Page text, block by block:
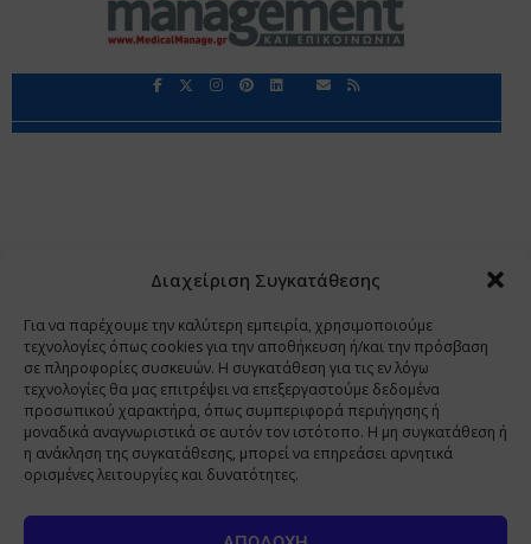
Διαχείριση Συγκατάθεσης
Για να παρέχουμε την καλύτερη εμπειρία, χρησιμοποιούμε
τεχνολογίες όπως cookies για την αποθήκευση ή/και την πρόσβαση
σε πληροφορίες συσκευών. Η συγκατάθεση για τις εν λόγω
τεχνολογίες θα μας επιτρέψει να επεξεργαστούμε δεδομένα
προσωπικού χαρακτήρα, όπως συμπεριφορά περιήγησης ή
μοναδικά αναγνωριστικά σε αυτόν τον ιστότοπο. Η μη συγκατάθεση ή
η ανάκληση της συγκατάθεσης, μπορεί να επηρεάσει αρνητικά
ορισμένες λειτουργίες και δυνατότητες.
Copyright 2009 - 2026 © Χαραμή Α.Ε.
www.PharmaManage.gr • www.HealthExpo.gr • www.YO.gr
•
www.GreekShares.com • www.eLearning-
PharmaManage.gr • www.Charami-SA.gr
Με την παραμονή σας σε αυτή δηλώνετε,